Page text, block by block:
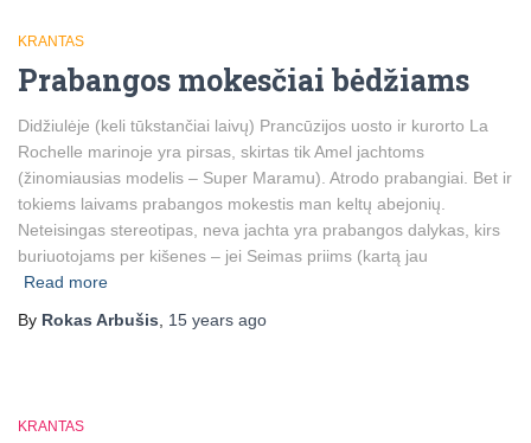
KRANTAS
Prabangos mokesčiai bėdžiams
Didžiulėje (keli tūkstančiai laivų) Prancūzijos uosto ir kurorto La
Rochelle marinoje yra pirsas, skirtas tik Amel jachtoms
(žinomiausias modelis – Super Maramu). Atrodo prabangiai. Bet ir
tokiems laivams prabangos mokestis man keltų abejonių.
Neteisingas stereotipas, neva jachta yra prabangos dalykas, kirs
buriuotojams per kišenes – jei Seimas priims (kartą jau
Read more
By Rokas Arbušis 15 years ago
KRANTAS